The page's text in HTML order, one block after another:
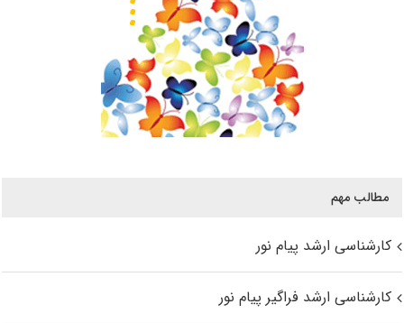
مطالب مهم
کارشناسی ارشد پیام نور
کارشناسی ارشد فراگیر پیام نور